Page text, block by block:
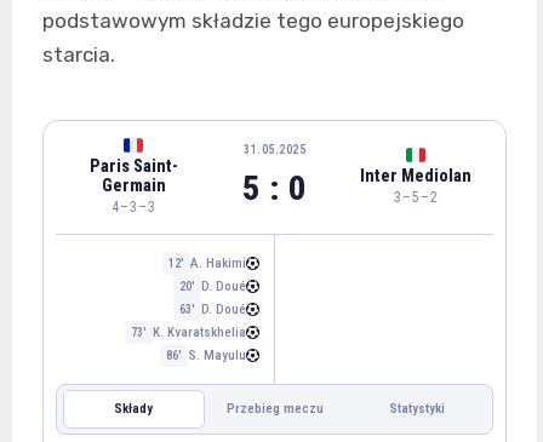
podstawowym składzie tego europejskiego
starcia.
Paris Saint-
Germain
4–3–3
31.05.2025
5 : 0 Inter Mediolan
3–5–2
12' A. Hakimi
20' D. Doué
63' D. Doué
73' K. Kvaratskhelia
86' S. Mayulu
Składy Przebieg meczu Statystyki
INTER MEDIOLAN